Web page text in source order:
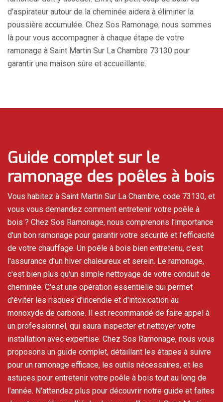
d'aspirateur autour de la cheminée aidera à éliminer la
poussière accumulée. Chez Sos Ramonage, nous sommes
là pour vous accompagner à chaque étape de votre
ramonage à Saint Martin Sur La Chambre 73130 pour
garantir une maison sûre et accueillante.
Guide complet sur le
ramonage des poêles à bois
Vous habitez à Saint Martin Sur La Chambre, code 73130, et
vous vous demandez comment entretenir votre poêle à
bois ? Chez Sos Ramonage, nous comprenons l'importance
d'un bon ramonage pour garantir votre sécurité et l'efficacité
de votre chauffage. Un poêle à bois bien entretenu, c'est
l'assurance d'un hiver chaleureux et serein. Le ramonage,
c'est bien plus qu'un simple nettoyage de votre conduit de
cheminée. C'est une opération essentielle qui permet
d'éviter les risques d'incendie et d'intoxication au
monoxyde de carbone. Il est recommandé de faire appel à
un professionnel, qui saura inspecter et nettoyer votre
installation avec expertise. Chez Sos Ramonage, nous vous
proposons un guide complet, détaillant les étapes à suivre
pour un ramonage efficace, les outils nécessaires, et les
astuces pour entretenir votre poêle à bois tout au long de
l'année. N'attendez plus pour découvrir notre guide et faites